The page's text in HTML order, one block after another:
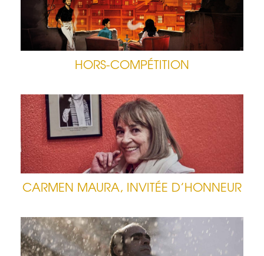
HORS-COMPÉTITION
CARMEN MAURA, INVITÉE D’HONNEUR